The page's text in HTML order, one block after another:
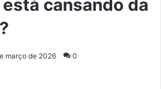
cansando da
março de 2026 0